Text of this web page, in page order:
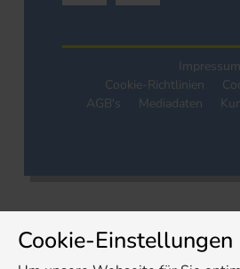
Impressum
Cookie-Richtlinien
AGB's
Mediadaten
Cookie-Einstellungen